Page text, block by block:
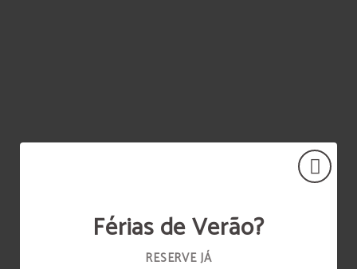
Férias de Verão?
RESERVE JÁ